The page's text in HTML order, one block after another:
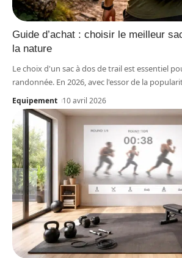
Guide d’achat : choisir le meilleur
la nature
Le choix d'un sac à dos de trail est essentiel
randonnée. En 2026, avec l'essor de la
Equipement 10 avril 2026